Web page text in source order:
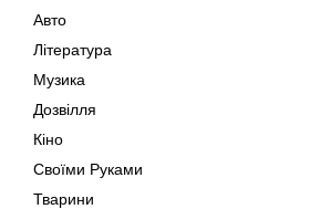
Авто
Література
Музика
Дозвілля
Кіно
Своїми Руками
Тварини